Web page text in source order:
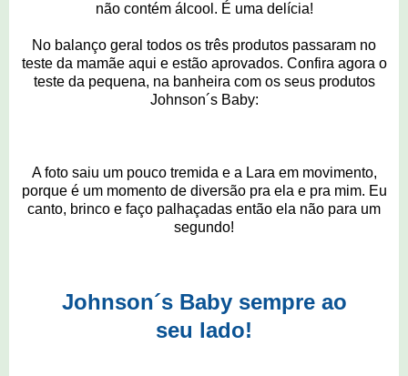
não contém álcool. É uma delícia!
No balanço geral todos os três produtos passaram no
teste da mamãe aqui e estão aprovados. Confira agora o
teste da pequena, na banheira com os seus produtos
Johnson´s Baby:
A foto saiu um pouco tremida e a Lara em movimento,
porque é um momento de diversão pra ela e pra mim. Eu
canto, brinco e faço palhaçadas então ela não para um
segundo!
Johnson´s Baby sempre ao
seu lado!